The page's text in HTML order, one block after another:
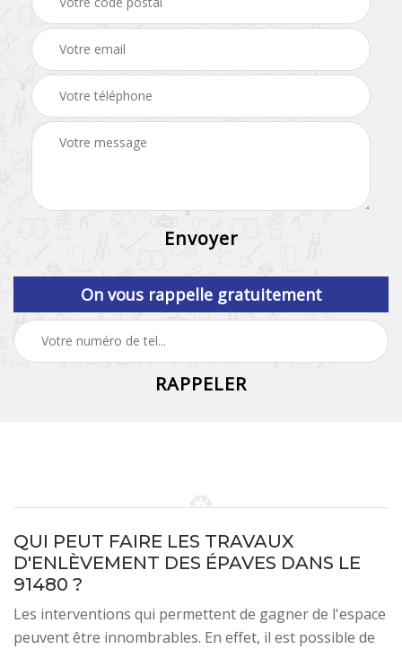
On vous rappelle gratuitement
QUI PEUT FAIRE LES TRAVAUX
D'ENLÈVEMENT DES ÉPAVES DANS LE
91480 ?
Les interventions qui permettent de gagner de l'espace
peuvent être innombrables. En effet, il est possible de